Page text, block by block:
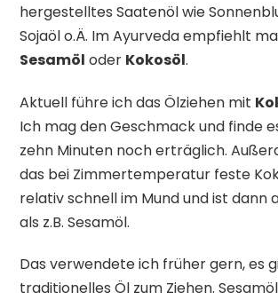
hergestelltes Saatenöl wie
Sojaöl o.Ä. Im Ayurveda empfiehlt
Sesamöl oder Kokosöl.
Aktuell führe ich das Ölziehen mit
Ich mag den Geschmack und finde
zehn Minuten noch erträglich.
das bei Zimmertemperatur feste
relativ schnell im Mund und ist dann
als z.B. Sesamöl.
Das verwendete ich früher gern, es
traditionelles Öl zum Ziehen.